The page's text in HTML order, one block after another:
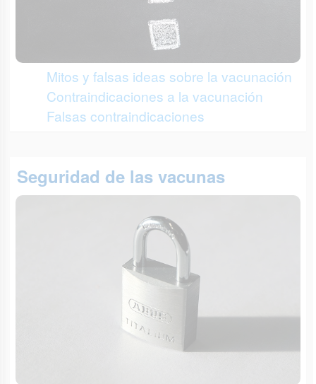
Mitos y falsas ideas sobre la vacunación
Contraindicaciones a la vacunación
Falsas contraindicaciones
Seguridad de las vacunas